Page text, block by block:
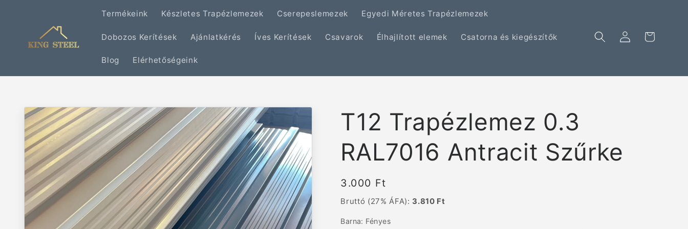
Termékeink Készletes Trapézlemezek Cserepeslemezek Egyedi Méretes Trapézlemezek
Dobozos Kerítések Ajánlatkérés Íves Kerítések Csavarok Élhajlított elemek Csatorna és kiegészítők
Blog Elérhetőségeink
Bejelentkezés
Kosár
Kihagyás, és
ugrás a
termékadatokra
T12 Trapézlemez 0.3
RAL7016 Antracit Szűrke
Normál
ár
3.000 Ft
Bruttó (27% ÁFA): 3.810 Ft
Barna: Fényes